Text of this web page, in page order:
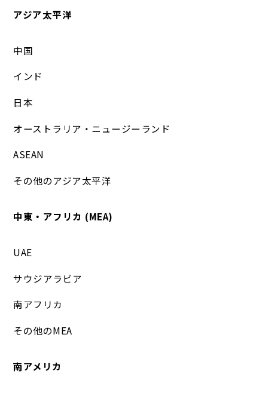
アジア太平洋
中国
インド
日本
オーストラリア・ニュージーランド
ASEAN
その他のアジア太平洋
中東・アフリカ (MEA)
UAE
サウジアラビア
南アフリカ
その他のMEA
南アメリカ